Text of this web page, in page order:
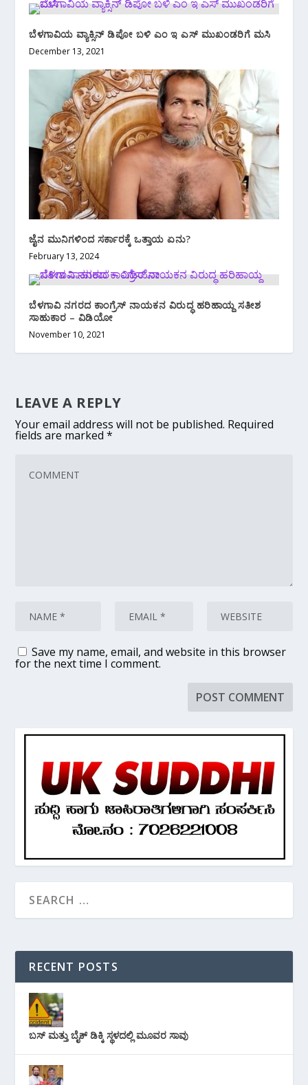
ಬೆಳಗಾವಿಯ ವ್ಯಾಕ್ಸಿನ್ ಡಿಪೋ ಬಳಿ ಎಂ ಇ ಎಸ್ ಮುಖಂಡರಿಗೆ ಮಸಿ
December 13, 2021
ಜೈನ‌ ಮುನಿಗಳಿಂದ ಸರ್ಕಾರಕ್ಕೆ ಒತ್ತಾಯ ಏನು?
February 13, 2024
ಬೆಳಗಾವಿ ನಗರದ ಕಾಂಗ್ರೆಸ್ ನಾಯಕನ ವಿರುದ್ಧ ಹರಿಹಾಯ್ದ ಸತೀಶ
ಸಾಹುಕಾರ – ವಿಡಿಯೋ
November 10, 2021
LEAVE A REPLY
Your email address will not be published. Required
fields are marked*
Save my name, email, and website in this browser
for the next time I comment.
RECENT POSTS
ಬಸ್ ಮತ್ತು ಬೈಕ್ ಡಿಕ್ಕಿ ಸ್ಥಳದಲ್ಲಿ ಮೂವರ ಸಾವು